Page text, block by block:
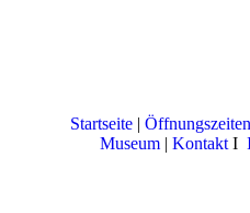
Startseite | Öffnungszeiten
Museum| KontaktI